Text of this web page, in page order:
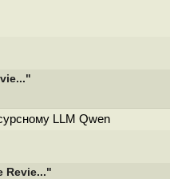
LLM Qwen
Revie..."